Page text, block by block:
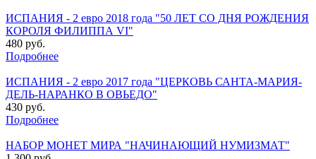
ИСПАНИЯ - 2 евро 2018 года "50 ЛЕТ СО ДНЯ РОЖДЕНИЯ
КОРОЛЯ ФИЛИППА VI"
480 руб.
Подробнее
ИСПАНИЯ - 2 евро 2017 года "ЦЕРКОВЬ САНТА-МАРИЯ-
ДЕЛЬ-НАРАНКО В ОВЬЕДО"
430 руб.
Подробнее
НАБОР МОНЕТ МИРА "НАЧИНАЮЩИЙ НУМИЗМАТ"